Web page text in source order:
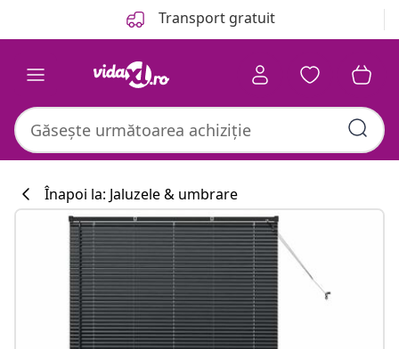
Transport gratuit
Înapoi la: Jaluzele & umbrare